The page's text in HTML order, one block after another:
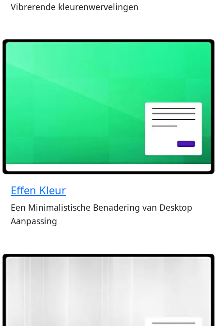
Vibrerende kleurenwervelingen
Effen Kleur
Een Minimalistische Benadering van Desktop
Aanpassing